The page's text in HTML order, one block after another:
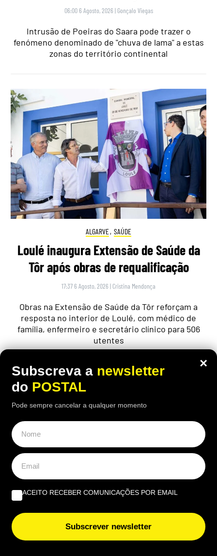
06:00 6 Agosto, 2026 | Gonçalo Viegas
Intrusão de Poeiras do Saara pode trazer o
fenómeno denominado de "chuva de lama" a estas
zonas do território continental
ALGARVE, SAÚDE
Loulé inaugura Extensão de Saúde da
Tôr após obras de requalificação
17:37 6 Agosto, 2026 | Cristina Mendonça
Obras na Extensão de Saúde da Tôr reforçam a
resposta no interior de Loulé, com médico de
família, enfermeiro e secretário clínico para 506
utentes
“Fui castigado e não mereço”:
×
Subscreva a newsletter
do POSTAL
Pode sempre cancelar a qualquer momento
ACEITO RECEBER COMUNICAÇÕES POR EMAIL
Subscrever newsletter